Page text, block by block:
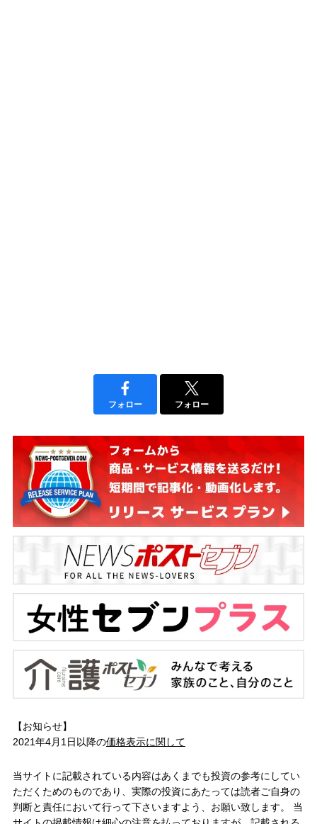
フォロー フォロー
【お知らせ】
2021年4月1日以降の価格表示に関して
当サイトに記載されている内容はあくまでも投資の参考にしてい
ただくためのものであり、実際の投資にあたっては読者ご自身の
判断と責任において行って下さいますよう、お願い致します。 当